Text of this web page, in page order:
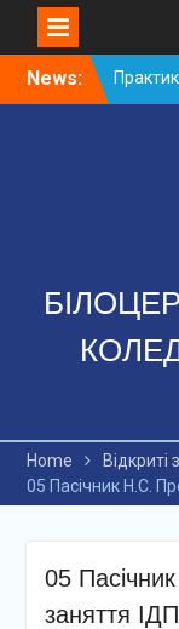
News:
не
Home
Відкриті
05 Пасічник Н.С.
05
заняття ІДП